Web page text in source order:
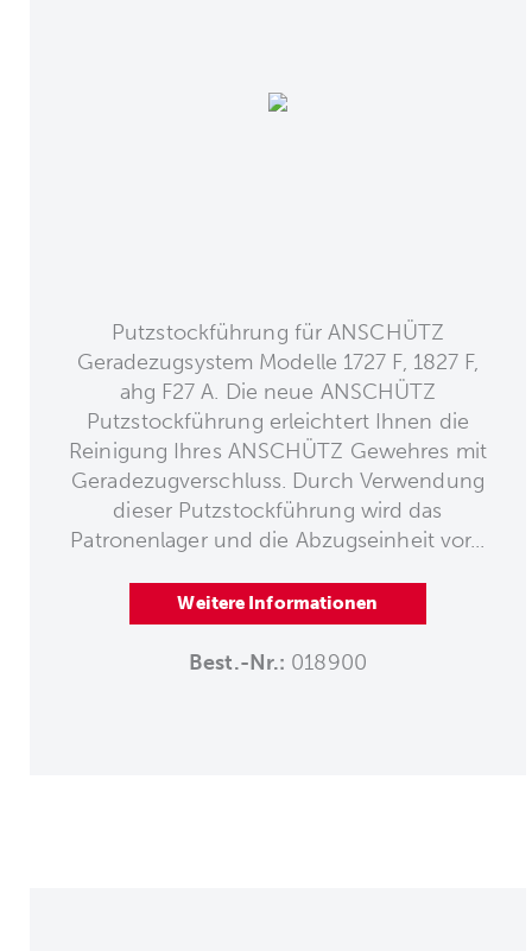
Putzstockführung für ANSCHÜTZ
Geradezugsystem Modelle 1727 F, 1827 F,
ahg F27 A. Die neue ANSCHÜTZ
Putzstockführung erleichtert Ihnen die
Reinigung Ihres ANSCHÜTZ Gewehres mit
Geradezugverschluss. Durch Verwendung
dieser Putzstockführung wird das
Patronenlager und die Abzugseinheit vor...
Weitere Informationen
Best.-Nr.: 018900